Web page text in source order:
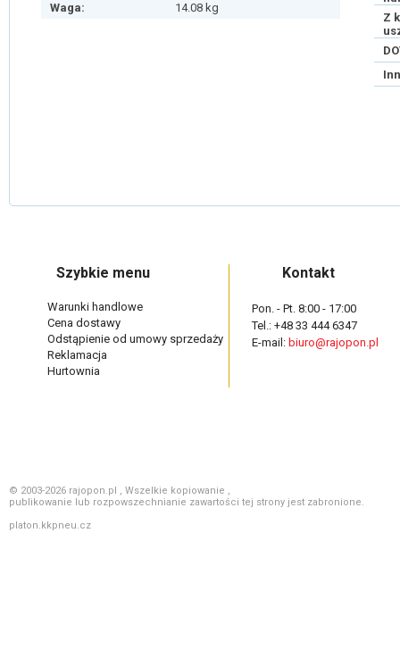
Waga:
14.08 kg
Z
Szybkie menu
Warunki handlowe
Cena dostawy
Odstąpienie od umowy sprzedaży
Reklamacja
Hurtownia
Kontakt
Pon. - Pt. 8:00 - 17:00
Tel.: +48 33 444 6347
E-mail: biuro@rajopon.pl
© 2003-2026 rajopon.pl , Wszelkie kopiowanie ,
publikowanie lub rozpowszechnianie zawartości tej strony jest zabronione.
platon.kkpneu.cz